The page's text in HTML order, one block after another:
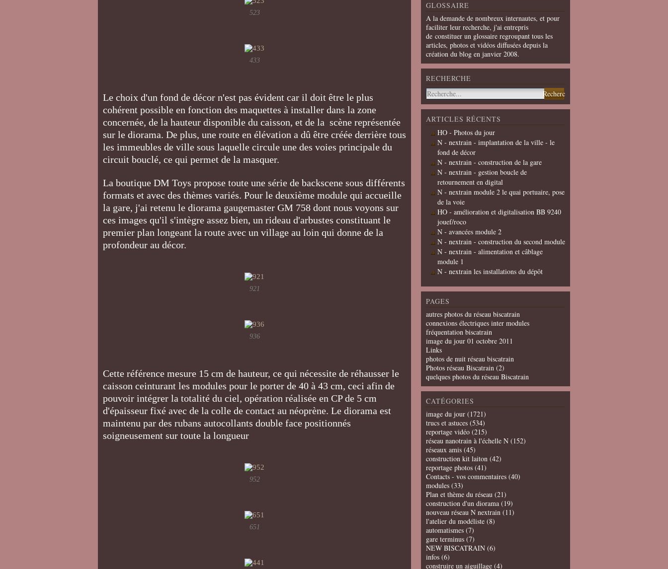
523
433
Le choix d'un fond de décor n'est pas évident car il doit être le plus
cohérent possible en fonction des maquettes à installer dans la zone
concernée, de la hauteur disponible du caisson, et de la scène représentée
sur le diorama. De plus, une route en élévation a dû être créée derrière tous
les immeubles de ville sous laquelle circule une des voies principale du
circuit bouclé, ce qui permet de la masquer.
La boutique DM Toys propose toute une série de backscene sous différents
formats et avec des thèmes variés. Pour le deuxième module qui accueille
la gare, j'ai retenu le diorama gaugemaster GM 758 dont nous voyons sur
ces images qu'il s'intègre assez bien, un rideau d'arbustes constituant le
premier plan longeant la route avec un village au loin qui donne de la
profondeur au décor.
921
936
Cette référence mesure 15 cm de hauteur, ce qui nécessite de réhausser le
caisson ceinturant les modules pour le porter de 40 à 43 cm, ceci afin de
pouvoir intégrer la totalité du ciel, opération réalisée en CP de 5 cm
d'épaisseur fixé avec de la colle de contact au néoprène. Le diorama est
maintenu par des rubans autocollants double face positionnés
soigneusement sur toute la longueur
952
651
GLOSSAIRE
A la demande de nombreux internautes, et pour
faciliter leur recherche, j'ai entrepris
de constituer un glossaire regroupant tous les
articles, photos et vidéos diffusées depuis la
création du blog en janvier 2008.
RECHERCHE
ARTICLES RÉCENTS
HO - Photos du jour
N - nextrain - implantation de la ville - le
fond de décor
N - nextrain - construction de la gare
N - nextrain - gestion boucle de
retournement en digital
N - nextrain module 2 le quai portuaire, pose
de la voie
HO - amélioration et digitalisation BB 9240
jouef/roco
N - avancées module 2
N - nextrain - construction du second module
N - nextrain - alimentation et câblage
module 1
N - nextrain les installations du dépôt
PAGES
autres photos du réseau biscatrain
connexions électriques inter modules
fréquentation biscatrain
image du jour 01 octobre 2011
Links
photos de nuit réseau biscatrain
Photos réseau Biscatrain (2)
quelques photos du réseau Biscatrain
CATÉGORIES
image du jour (1721)
trucs et astuces (534)
reportage vidéo (215)
réseau nanotrain à l'échelle N (152)
réseaux amis (45)
construction kit laiton (42)
reportage photos (41)
Contacts - vos commentaires (40)
modules (33)
Plan et thème du réseau (21)
construction d'un diorama (19)
nouveau réseau N nextrain (11)
l'atelier du modéliste (8)
automatismes (7)
gare terminus (7)
NEW BISCATRAIN (6)
infos (6)
construire un aiguillage (4)